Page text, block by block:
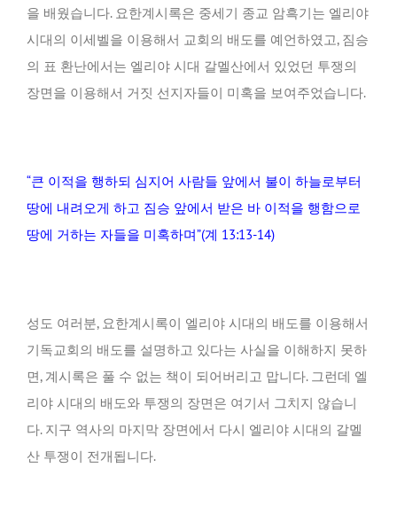
을 배웠습니다. 요한계시록은 중세기 종교 암흑기는 엘리야
시대의 이세벨을 이용해서 교회의 배도를 예언하였고, 짐승
의 표 환난에서는 엘리야 시대 갈멜산에서 있었던 투쟁의
장면을 이용해서 거짓 선지자들이 미혹을 보여주었습니다.
“큰 이적을 행하되 심지어 사람들 앞에서 불이 하늘로부터
땅에 내려오게 하고 짐승 앞에서 받은 바 이적을 행함으로
땅에 거하는 자들을 미혹하며”(계 13:13-14)
성도 여러분, 요한계시록이 엘리야 시대의 배도를 이용해서
기독교회의 배도를 설명하고 있다는 사실을 이해하지 못하
면, 계시록은 풀 수 없는 책이 되어버리고 맙니다. 그런데 엘
리야 시대의 배도와 투쟁의 장면은 여기서 그치지 않습니
다. 지구 역사의 마지막 장면에서 다시 엘리야 시대의 갈멜
산 투쟁이 전개됩니다.